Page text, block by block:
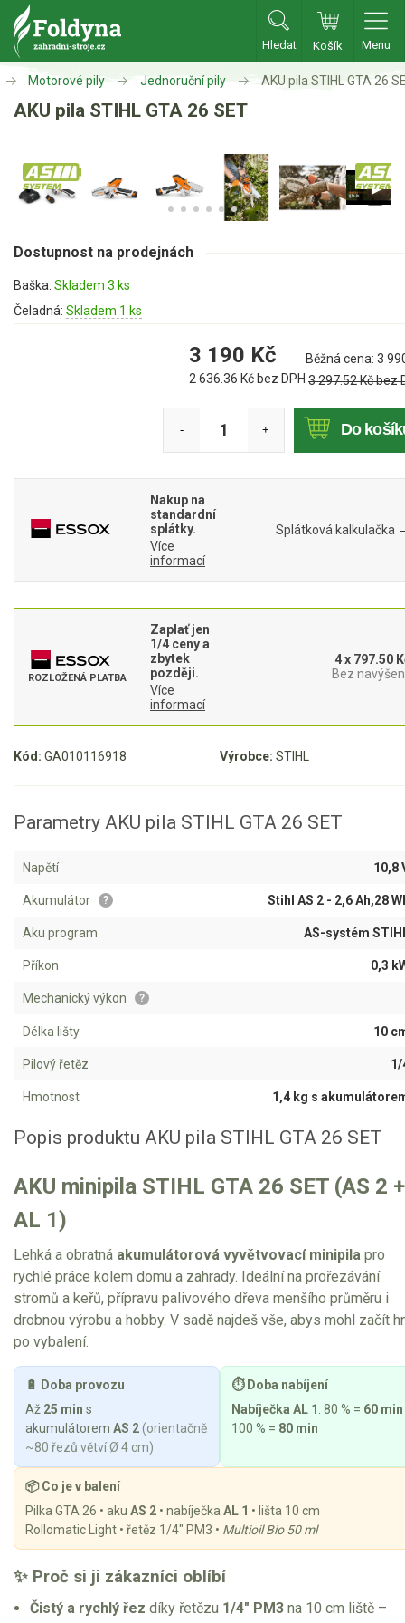
Hledat Košík Menu
Zahradní traktory
Zahradní traktory
Aku traktory
Sekačky
Benzínové sekačky
Benzínové křovinořezy a vyžínače
Aku křovinořezy a vyžínače
Benzínové pily
Aku pily
Vyvětvovací pily
AKU zahradní technika
Aku STIHL
Aku AL-KO
Štípačka na dřevo
VARI
VARI multifunkční nosiče
Sněhové frézy
Vertikutátory
Kultivátory
Nůžky na živý plot
Vysavače a foukače
Elektrocentrály
Štěpkovače a drtiče
Elektrické skútry
Elektrické tříkolky
Elektrické tříkolky pracovní
Motorové pily Jednoruční pily AKU pila STIHL GTA 26
AKU pila STIHL GTA 26 SET
Kód: GA010116918 Výrobce: STIHL
Dostupnost na prodejnách
Baška: Skladem 3 ks
Čeladná: Skladem 1 ks
3 190 Kč
2 636.36 Kč bez DPH
Běžná cena:3
3 297.52Kč bez
- + Do
Nakup na
standardní
splátky.
Více
informací
Splátková kalkulačka
ROZLOŽENÁ PLATBA
Zaplať jen
1/4 ceny a
zbytek
později.
Více
informací
4 x 797.50
Bez
Parametry AKU pila STIHL GTA 26 SET
Napětí 10,8
Akumulátor ? Stihl AS 2 - 2,6 Ah,28
Aku program AS-systém
Příkon 0,3
Mechanický výkon ?
Délka lišty 10
Pilový řetěz 1/
Hmotnost 1,4 kg s
Popis produktu AKU pila STIHL GTA 26 SET
AKU minipila STIHL GTA 26 SET (AS 2 +
AL 1)
Lehká a obratná akumulátorová vyvětvovací minipila pro
rychlé práce kolem domu a zahrady. Ideální na prořezávání
stromů a keřů, přípravu palivového dřeva menšího průměru i
drobnou výrobu a hobby. V sadě najdeš vše, abys mohl začít
po vybalení.
🔋 Doba provozu
Až 25 min s
akumulátorem AS 2(orientačně
~80 řezů větví Ø 4 cm)
⏱️ Doba nabíjení
Nabíječka AL 1 : 80 % = 60 min
100 % = 80 min
📦 Co je v balení
Pilka GTA 26 • aku AS 2 • nabíječka AL 1 • lišta 10 cm
Rollomatic Light • řetěz 1/4" PM3 • Multioil Bio 50 ml
✨ Proč si ji zákazníci oblíbí
Čistý a rychlý řez díky řetězu 1/4" PM3 na 10 cm liště –